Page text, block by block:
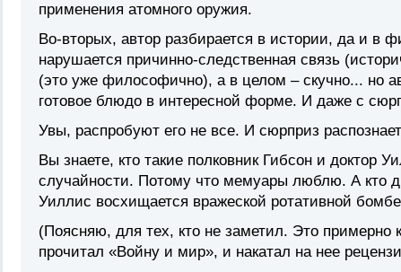
применения атомного оружия.
Во-вторых, автор разбирается в истории, да и в
нарушается причинно-следственная связь
(это уже философично), а в целом – скучно... но
готовое блюдо в интересной форме. И даже с
Увы, распробуют его не все. И сюрприз
Вы знаете, кто такие полковник Гибсон и доктор
случайности. Потому что мемуары люблю. А кто
Уиллис восхищается вражеской ротативной
(Поясняю, для тех, кто не заметил. Это примерно
прочитал «Войну и мир», и накатал на нее